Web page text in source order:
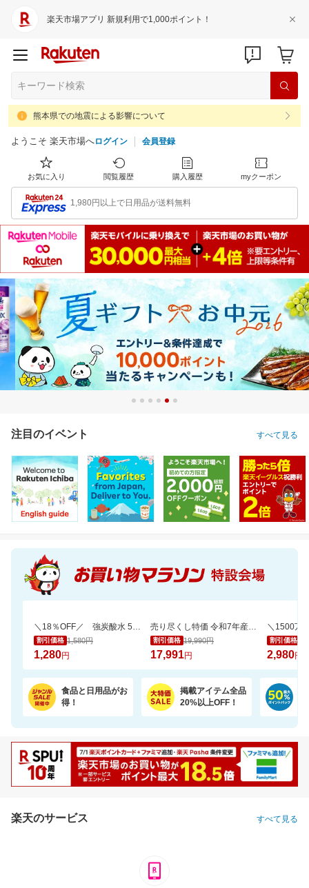
楽天市場アプリ 新規利用で1,000ポイント！
熊本県での地震による影響について
ようこそ 楽天市場へログイン 会員登録
お気に入り 閲覧履歴 購入履歴 myクーポン
1,980円以上で日用品が送料無料
注目のイベント すべて見る
＼18％OFF／ 強炭酸水 500ml×24本 富士山の天然水使用！ラベルレスでゴミ捨ても楽
割引価格 1,580円
1,280円
売り尽くし特価 令和7年産宮城県産 ひとめぼれ玄米30kg 日本全国送料無料でお届け
割引価格 19,990円
17,991円
割引価格
2,980円
食品と日用品がお
得！
掲載アイテム全品
20%以上OFF！
楽天のサービス すべて見る